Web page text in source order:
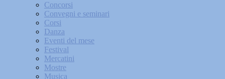
Concorsi
Convegni e seminari
Corsi
Danza
Eventi del mese
Festival
Mercatini
Mostre
Musica